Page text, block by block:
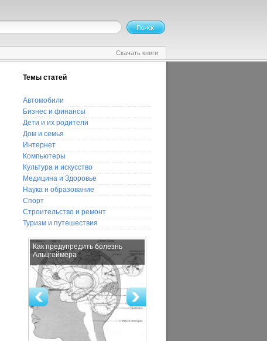
Скачать книги
Темы статей
Автомобили
Бизнес и финансы
Дети и их родители
Дом и семья
Интернет
Компьютеры
Культура и искусство
Медицина и Здоровье
Наука и образование
Спорт
Строительство и ремонт
Туризм и путешествия
Как предупредить болезнь
Альцгеймера